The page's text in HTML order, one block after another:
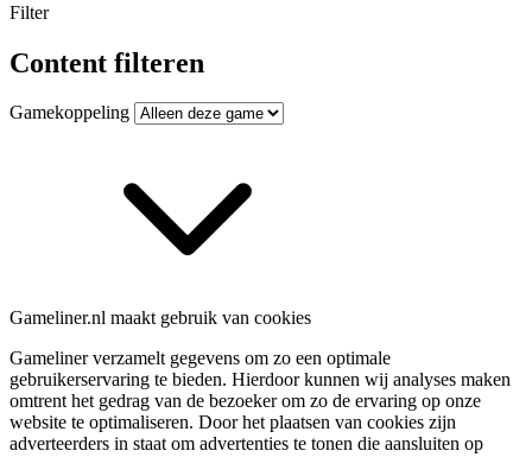
Filter
Content filteren
Gamekoppeling
Gameliner.nl maakt gebruik van cookies
Gameliner verzamelt gegevens om zo een optimale
gebruikerservaring te bieden. Hierdoor kunnen wij analyses maken
omtrent het gedrag van de bezoeker om zo de ervaring op onze
website te optimaliseren. Door het plaatsen van cookies zijn
adverteerders in staat om advertenties te tonen die aansluiten op